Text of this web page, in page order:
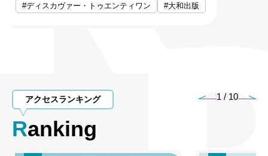
#ディスカヴァー・トゥエンティワン
#大和出版
アクセスランキング
Ranking
1 / 10